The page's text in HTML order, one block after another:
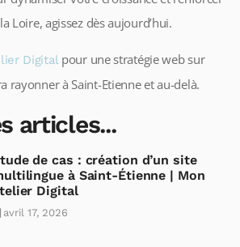
Loire, agissez dès aujourd’hui.
Digitalpour une stratégie web sur
rayonner à Saint-Etienne et au-delà.
articles...
de cas : création d’un site
à Saint-Étienne | Mon
Digital
avril 17, 2026